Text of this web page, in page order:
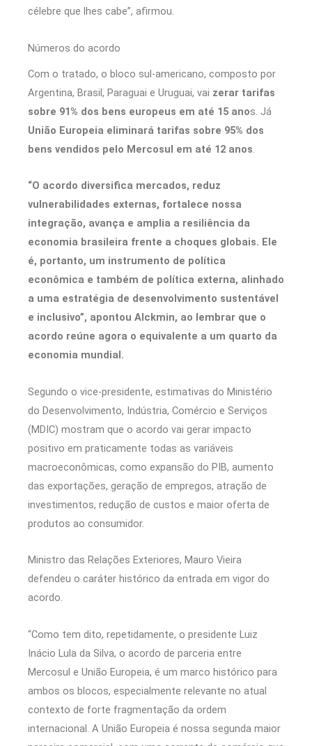
célebre que lhes cabe”, afirmou.
Números do acordo
Com o tratado, o bloco sul-americano, composto por
Argentina, Brasil, Paraguai e Uruguai, vai zerar tarifas
sobre 91% dos bens europeus em até 15 anos. Já
União Europeia eliminará tarifas sobre 95% dos
bens vendidos pelo Mercosul em até 12 anos.
“O acordo diversifica mercados, reduz
vulnerabilidades externas, fortalece nossa
integração, avança e amplia a resiliência da
economia brasileira frente a choques globais. Ele
é, portanto, um instrumento de política
econômica e também de política externa, alinhado
a uma estratégia de desenvolvimento sustentável
e inclusivo”, apontou Alckmin, ao lembrar que o
acordo reúne agora o equivalente a um quarto da
economia mundial.
Segundo o vice-presidente, estimativas do Ministério
do Desenvolvimento, Indústria, Comércio e Serviços
(MDIC) mostram que o acordo vai gerar impacto
positivo em praticamente todas as variáveis
macroeconômicas, como expansão do PIB, aumento
das exportações, geração de empregos, atração de
investimentos, redução de custos e maior oferta de
produtos ao consumidor.
Ministro das Relações Exteriores, Mauro Vieira
defendeu o caráter histórico da entrada em vigor do
acordo.
“Como tem dito, repetidamente, o presidente Luiz
Inácio Lula da Silva, o acordo de parceria entre
Mercosul e União Europeia, é um marco histórico para
ambos os blocos, especialmente relevante no atual
contexto de forte fragmentação da ordem
internacional. A União Europeia é nossa segunda maior